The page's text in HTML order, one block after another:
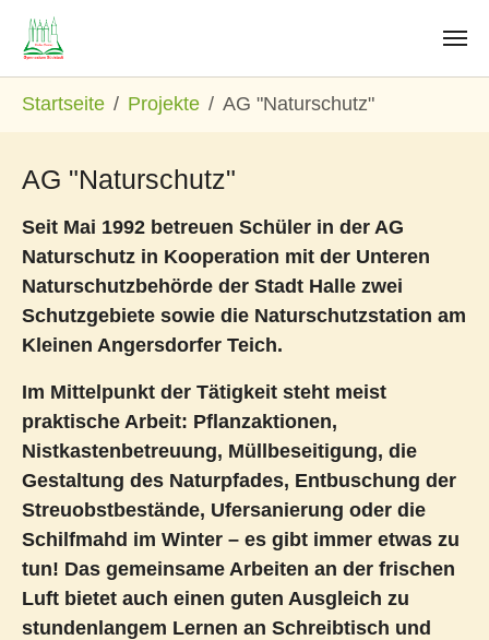
Startseite Projekte AG "Naturschutz"
AG "Naturschutz"
Seit Mai 1992 betreuen Schüler in der AG
Naturschutz in Kooperation mit der Unteren
Naturschutzbehörde der Stadt Halle zwei
Schutzgebiete sowie die Naturschutzstation am
Kleinen Angersdorfer Teich.
Im Mittelpunkt der Tätigkeit steht meist
praktische Arbeit: Pflanzaktionen,
Nistkastenbetreuung, Müllbeseitigung, die
Gestaltung des Naturpfades, Entbuschung der
Streuobstbestände, Ufersanierung oder die
Schilfmahd im Winter – es gibt immer etwas zu
tun! Das gemeinsame Arbeiten an der frischen
Luft bietet auch einen guten Ausgleich zu
stundenlangem Lernen an Schreibtisch und